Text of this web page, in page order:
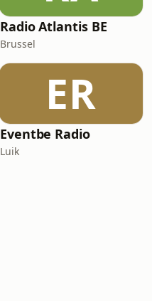
Radio Atlantis BE
Brussel
ER
Eventbe Radio
Luik